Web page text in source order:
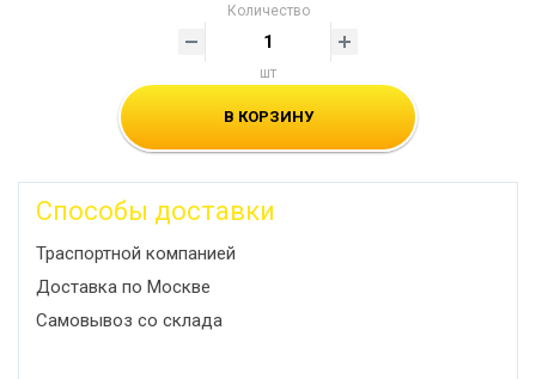
Количество
шт
В КОРЗИНУ
Способы доставки
Траспортной компанией
Доставка по Москве
Самовывоз со склада